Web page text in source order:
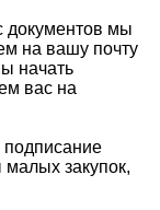
документов мы
на вашу почту
начать
вас на
малых закупок,